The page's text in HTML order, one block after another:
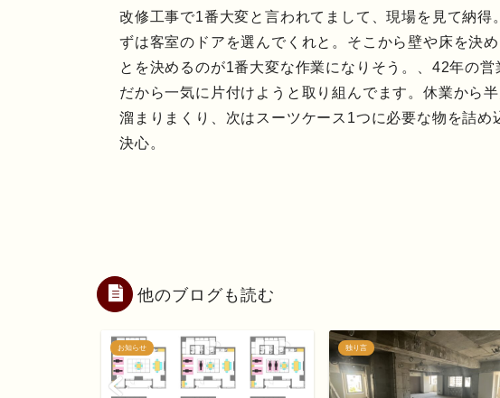
改修工事で1番大変と言われてまして、現場を見て納得
ずは客室のドアを選んでくれと。そこから壁や床を決
とを決めるのが1番大変な作業になりそう。、42年の
だから一気に片付けようと取り組んでます。休業から
溜まりまくり、次はスーツケース1つに必要な物を詰め
決心。
他のブログも読む
お知らせ 独り言